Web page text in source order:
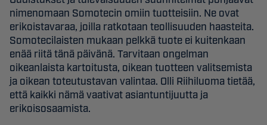
nimenomaan Somotecin omiin tuotteisiin. Ne ovat
erikoistavaraa, joilla ratkotaan teollisuuden haasteita.
Somotecilaisten mukaan pelkkä tuote ei kuitenkaan
enää riitä tänä päivänä. Tarvitaan ongelman
oikeanlaista kartoitusta, oikean tuotteen valitsemista
ja oikean toteutustavan valintaa. Olli Riihiluoma tietää,
että kaikki nämä vaativat asiantuntijuutta ja
erikoisosaamista.